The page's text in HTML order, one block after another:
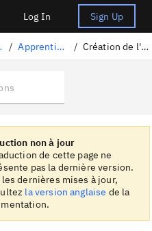
Log In Sign Up
/ Apprentissage fédéré / Création de l'expérimentation
non à jour
de cette page ne
pas la dernière version.
les dernières mises à jour,
la version anglaise de la